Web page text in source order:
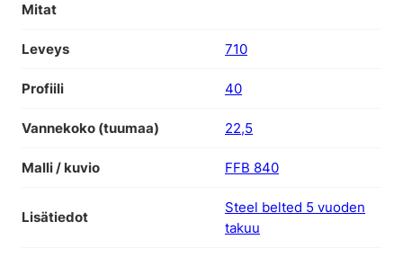
Mitat
Leveys 710
Profiili 40
Vannekoko (tuumaa) 22,5
Malli / kuvio FFB 840
Lisätiedot
Steel belted 5 vuoden
takuu